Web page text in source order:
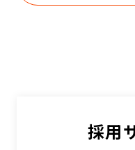
採用